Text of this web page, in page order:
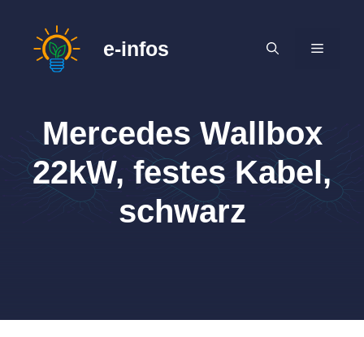
springen
e-infos MENÜ
Mercedes Wallbox
22kW, festes Kabel,
schwarz